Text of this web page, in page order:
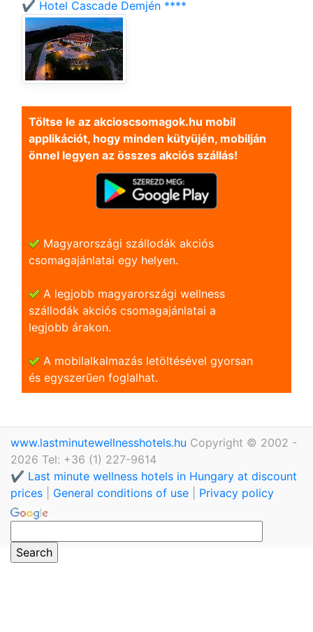
✔️ Hotel Cascade Demjén ****
Töltse le az akcioscsomagok.hu mobil
applikációt, hogy minden kütyüjén, mobilján
önnel legyen az összes akciós szállás!
Magyarországi szállodák akciós
csomagajánlatai egy helyen.
A legjobb magyarországi wellness
szállodák akciós csomagajánlatai a
legjobb árakon.
A mobilalkalmazás letöltésével gyorsan
és egyszerũen foglalhat.
www.lastminutewellnesshotels.hu Copyright © 2002 -
2026 Tel: +36 (1) 227-9614
✔️ Last minute wellness hotels in Hungary at discount
prices
General conditions of use Privacy policy